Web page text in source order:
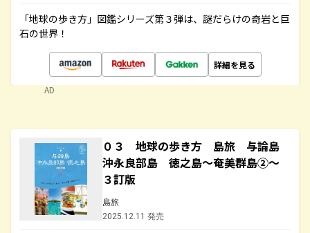
「地球の歩き方」図鑑シリーズ第３弾は、謎だらけの奇岩と巨
石の世界！
詳細を見る
AD
０３ 地球の歩き方 島旅 与論島
沖永良部島 徳之島～奄美群島②～
３訂版
島旅
2025.12.11 発売